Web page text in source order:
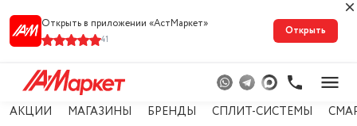
Открыть в приложении «АстМарке‪т‬»
41
Открыть
АКЦИИ МАГАЗИНЫ БРЕНДЫ СПЛИТ-СИСТЕМЫ